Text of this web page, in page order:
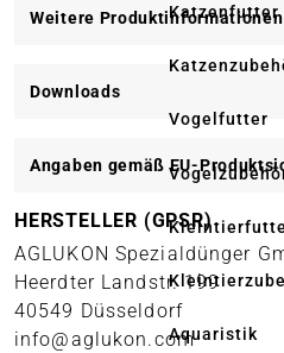
Katzenfutter
Vogelfutter
Aquaristik
Weitere Produktinformationen
Downloads
Angaben gemäß EU-
HERSTELLER (GPSR)
AGLUKON Spezialdünger
Heerdter Landstr. 199
40549 Düsseldorf
info@aglukon.com